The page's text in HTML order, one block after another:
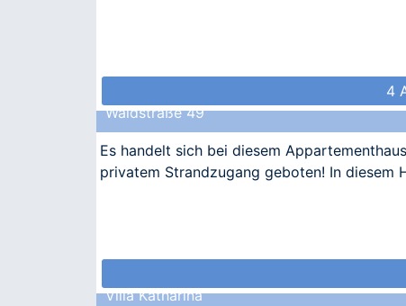
4
Waldstraße 49
Es handelt sich bei diesem
privatem Strandzugang geboten! In diesem
Villa Katharina